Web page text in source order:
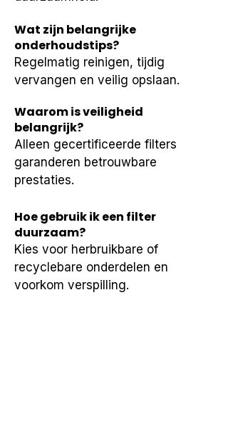
Wat zijn belangrijke
onderhoudstips?
Regelmatig reinigen, tijdig
vervangen en veilig opslaan.
Waarom is veiligheid
belangrijk?
Alleen gecertificeerde filters
garanderen betrouwbare
prestaties.
Hoe gebruik ik een filter
duurzaam?
Kies voor herbruikbare of
recyclebare onderdelen en
voorkom verspilling.